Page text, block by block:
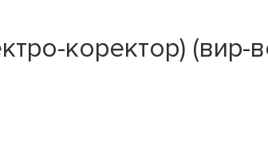
коректор) (вир-